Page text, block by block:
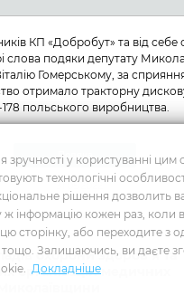
КП «Добробут» та від себе
подяки депутату
Гомерському, за
отримало тракторну
польського виробництва.
Подяка
31.05.2022
охорони здоров’я та
організацій медичних
зручності у користуванні цим
технологічні
рішення дозволить
ж інформацію кожен раз, коли
сторінку, або переходите з
тощо. Залишаючись, ви даєте
Докладніше